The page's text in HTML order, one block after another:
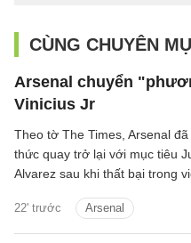
CÙNG CHUYÊN
Arsenal chuyển
Vinicius Jr
22' trước Arsenal
Theo tờ The Times, Arsenal
thức quay trở lại với mục tiêu
Alvarez sau khi thất bại trong